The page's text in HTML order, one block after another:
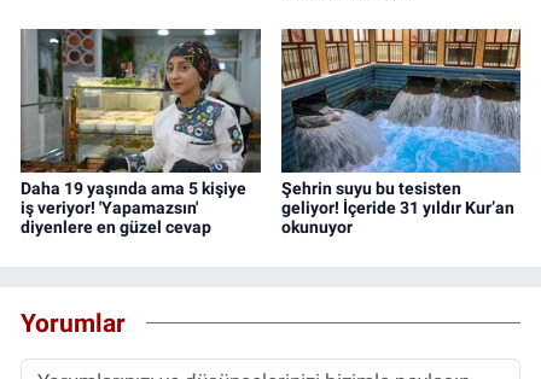
Daha 19 yaşında ama 5 kişiye
iş veriyor! 'Yapamazsın'
diyenlere en güzel cevap
Şehrin suyu bu tesisten
geliyor! İçeride 31 yıldır Kur’an
okunuyor
Yorumlar